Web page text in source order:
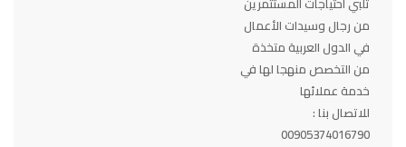
من رجال وسيدات الأعمال
في الدول العربية متخذة
من التخصص منهجا لها في
خدمة عملائها
للاتصال بنا :
00905374016790